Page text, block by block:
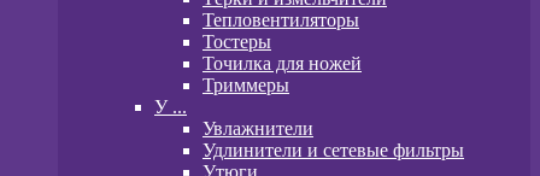
Тепловентиляторы
Тостеры
Точилка для ножей
Триммеры
У ...
Увлажнители
Удлинители и сетевые фильтры
Утюги